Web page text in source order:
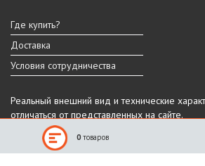
Где купить?
Доставка
Условия сотрудничества
Реальный внешний вид и технические
отличаться от представленных на сайте.
Производитель оставляет за собой право
характеристик и комплектации товара.
0 товаров